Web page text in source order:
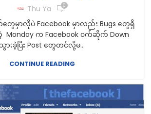
Thu Ya 0
ေမှာလိုပဲ Facebook မှာလည်း Bugs တွေရှိ
Monday က Facebook ၀က်ဆိုက် Down
သွားခဲ့ပြီး Post တွေတင်လို့မ...
CONTINUE READING